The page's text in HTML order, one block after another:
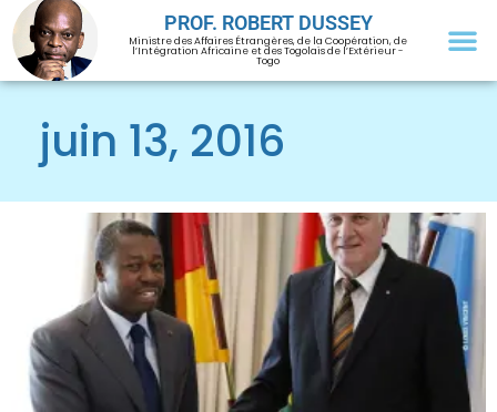
PROF. ROBERT DUSSEY
Ministre des Affaires Étrangères, de la Coopération, de
l’Intégration Africaine et des Togolais de l’Extérieur -
Togo
juin 13, 2016